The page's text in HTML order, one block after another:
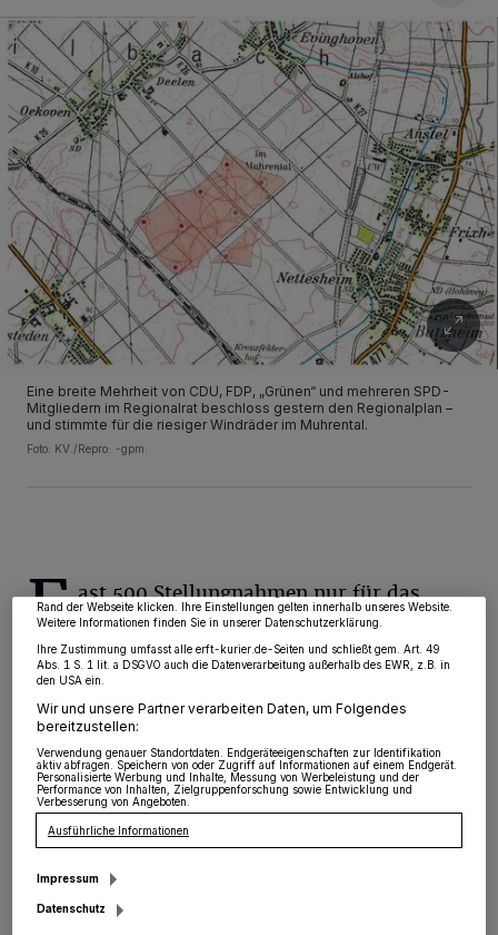
Eine breite Mehrheit von CDU, FDP, „Grünen“ und mehreren SPD-
Mitgliedern im Regionalrat beschloss gestern den Regionalplan –
und stimmte für die riesiger Windräder im Muhrental.
Foto: KV./Repro: -gpm.
F ast 500 Stellungnahmen nur für das
Gebiet der Gemeinde Rommerskirchen,
ein umfangreiches Gutachten der Bürger-
gutachterliche Stellungnahme von Professor
Dr. Martin Kraft, Ornithologe aus Marburg,
haben die Bezirksregierung nicht zu einem
Umdenken bewegt.
Die Bezirksregierung Düsseldorf und der
Regionalrat haben keines der Bedenken ernst
widerrufen, indem Sie auf den Link Einstellungen oder Ablehnen am unteren
Rand der Webseite klicken. Ihre Einstellungen gelten innerhalb unseres Website.
Weitere Informationen finden Sie in unserer Datenschutzerklärung.
Ihre Zustimmung umfasst alle erft-kurier.de-Seiten und schließt gem. Art. 49
Abs. 1 S. 1 lit. a DSGVO auch die Datenverarbeitung außerhalb des EWR, z.B. in
den USA ein.
Wir und unsere Partner verarbeiten Daten, um Folgendes
bereitzustellen:
Verwendung genauer Standortdaten. Endgeräteeigenschaften zur Identifikation
aktiv abfragen. Speichern von oder Zugriff auf Informationen auf einem Endgerät.
Personalisierte Werbung und Inhalte, Messung von Werbeleistung und der
Performance von Inhalten, Zielgruppenforschung sowie Entwicklung und
Verbesserung von Angeboten.
Ausführliche Informationen
Impressum
Datenschutz